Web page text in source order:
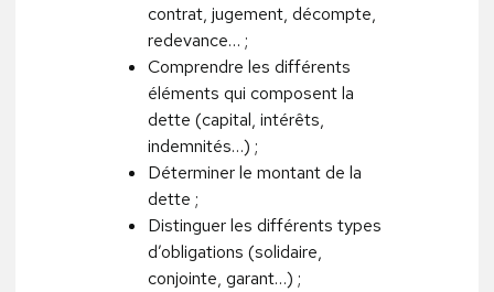
contrat, jugement, décompte,
redevance… ;
Comprendre les différents
éléments qui composent la
dette (capital, intérêts,
indemnités…) ;
Déterminer le montant de la
dette ;
Distinguer les différents types
d’obligations (solidaire,
conjointe, garant…) ;